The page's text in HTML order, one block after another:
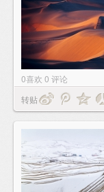
0喜欢 0 评论
转贴